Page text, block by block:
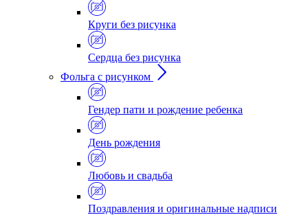
Круги без рисунка
Сердца без рисунка
Фольга с рисунком
Гендер пати и рождение ребенка
День рождения
Любовь и свадьба
Поздравления и оригинальные надписи